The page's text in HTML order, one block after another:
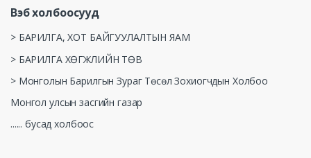
Вэб холбоосууд
> БАРИЛГА, ХОТ БАЙГУУЛАЛТЫН ЯАМ
> БАРИЛГА ХӨГЖЛИЙН ТӨВ
> Монголын Барилгын Зураг Төсөл Зохиогчдын Холбоо
Монгол улсын засгийн газар
...... бусад холбоос